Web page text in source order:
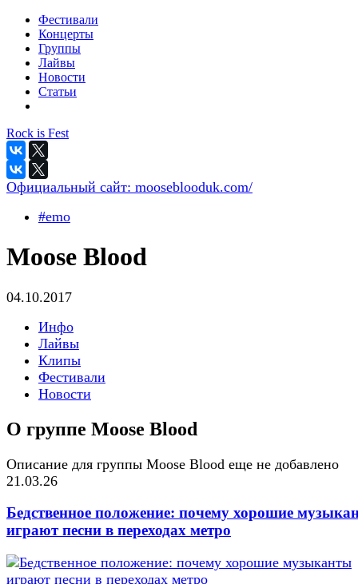
Фестивали
Концерты
Группы
Лайвы
Новости
Статьи
Rock is Fest
Официальный сайт: mooseblooduk.com/
#emo
Moose Blood
04.10.2017
Инфо
Лайвы
Клипы
Фестивали
Новости
О группе Moose Blood
Описание для группы Moose Blood еще не добавлено
21.03.26
Бедственное положение: почему хорошие
играют песни в переходах метро